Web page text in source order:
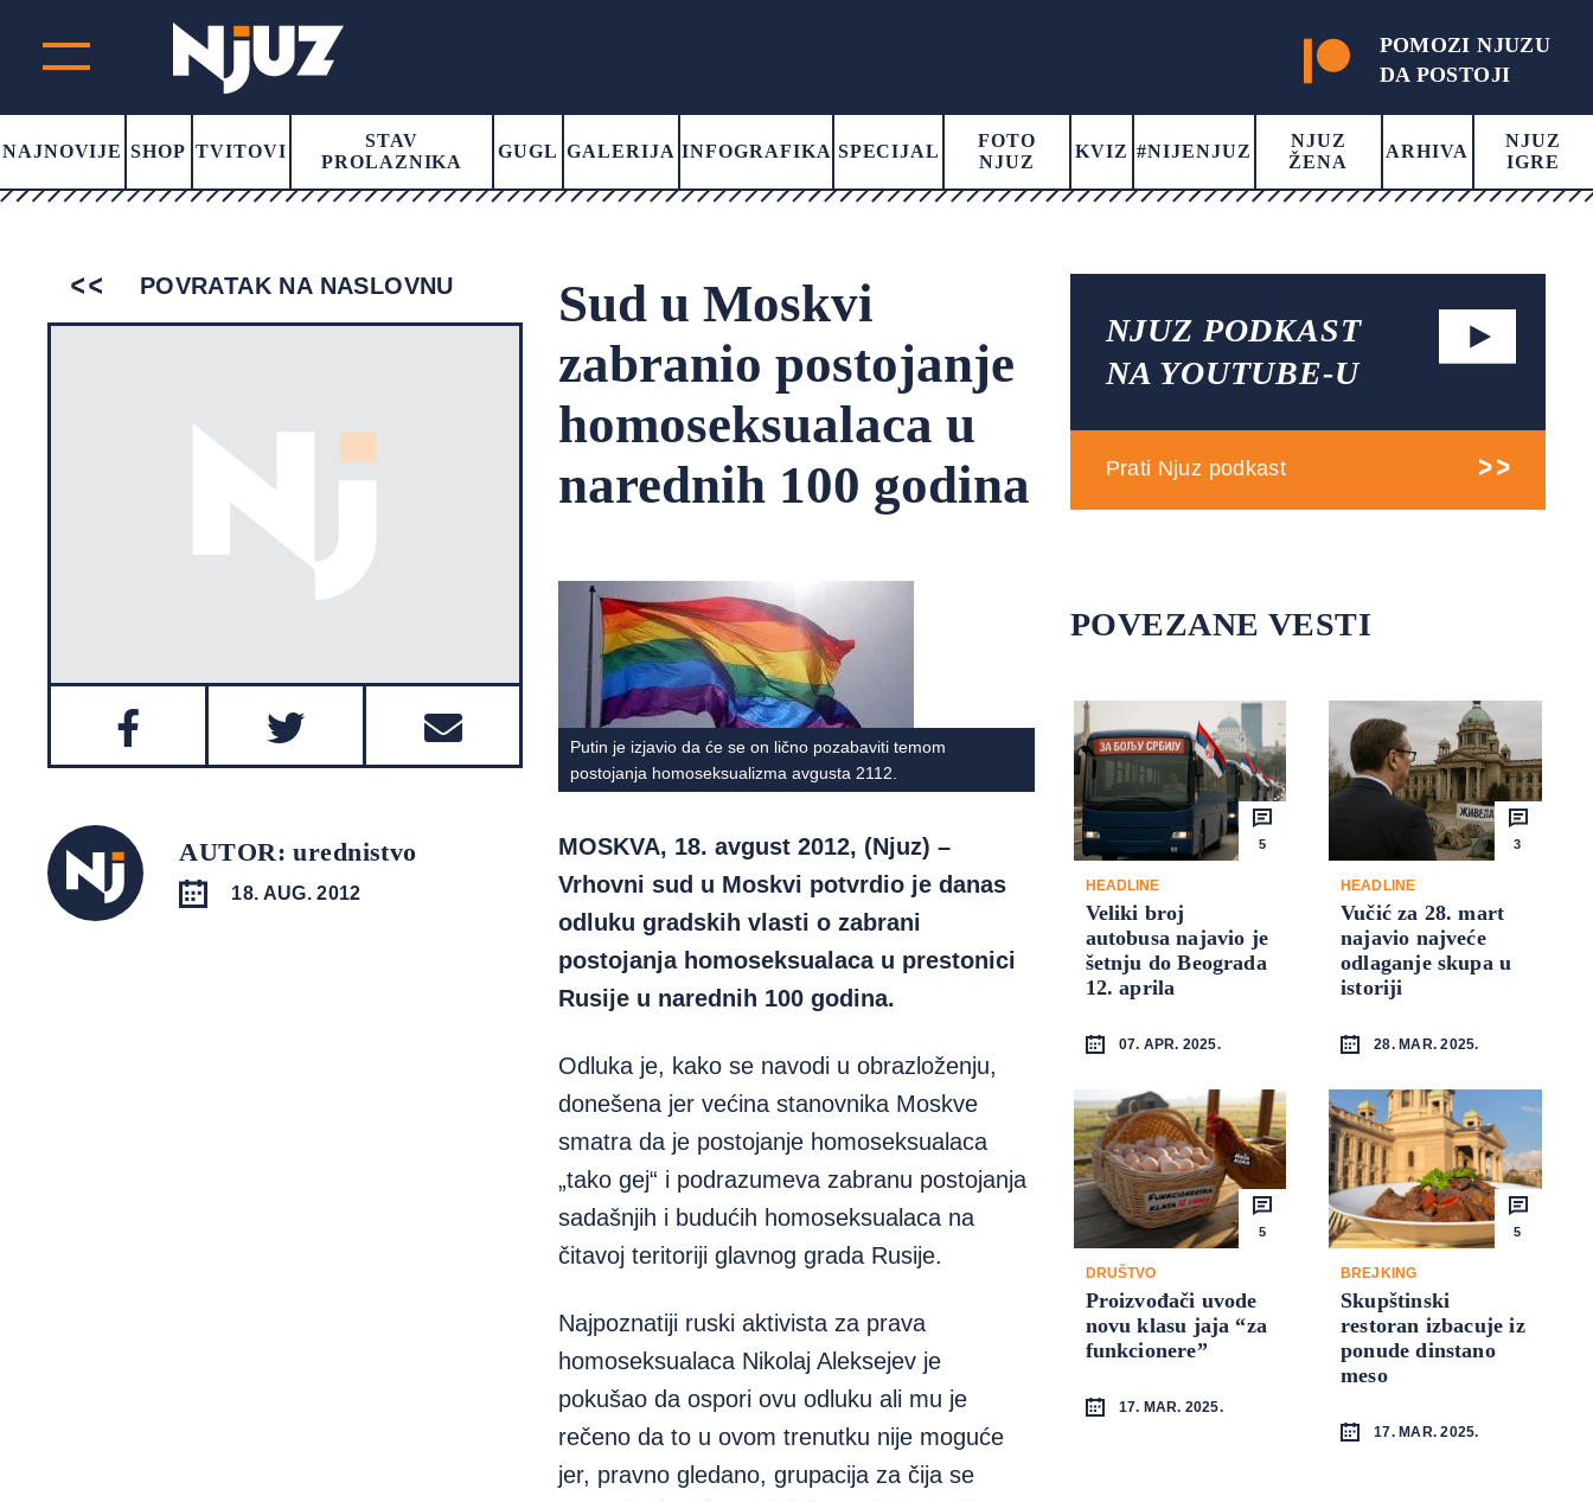
POMOZI NJUZU
DA POSTOJI
NAJNOVIJE SHOP TVITOVI
STAV
PROLAZNIKA
GUGL GALERIJA INFOGRAFIKA SPECIJAL
FOTO
NJUZ
KVIZ #NIJENJUZ
NJUZ
ŽENA
ARHIVA
NJUZ
IGRE
POVRATAK NA NASLOVNU
AUTOR: urednistvo
18. AUG. 2012
Sud u Moskvi
zabranio postojanje
homoseksualaca u
narednih 100 godina
Putin je izjavio da će se on lično pozabaviti temom
postojanja homoseksualizma avgusta 2112.
MOSKVA, 18. avgust 2012, (Njuz) –
Vrhovni sud u Moskvi potvrdio je danas
odluku gradskih vlasti o zabrani
postojanja homoseksualaca u prestonici
Rusije u narednih 100 godina.
Odluka je, kako se navodi u obrazloženju,
donešena jer većina stanovnika Moskve
smatra da je postojanje homoseksualaca
„tako gej“ i podrazumeva zabranu postojanja
sadašnjih i budućih homoseksualaca na
čitavoj teritoriji glavnog grada Rusije.
Najpoznatiji ruski aktivista za prava
homoseksualaca Nikolaj Aleksejev je
pokušao da ospori ovu odluku ali mu je
rečeno da to u ovom trenutku nije moguće
jer, pravno gledano, grupacija za čija se
NJUZ PODKAST
NA YOUTUBE-U
Prati Njuz podkast
POVEZANE VESTI
5
HEADLINE
Veliki broj
autobusa najavio je
šetnju do Beograda
12. aprila
07. APR. 2025.
3
HEADLINE
Vučić za 28. mart
najavio najveće
odlaganje skupa u
istoriji
28. MAR. 2025.
5
DRUŠTVO
Proizvođači uvode
novu klasu jaja “za
funkcionere”
17. MAR. 2025.
5
BREJKING
Skupštinski
restoran izbacuje iz
ponude dinstano
meso
17. MAR. 2025.